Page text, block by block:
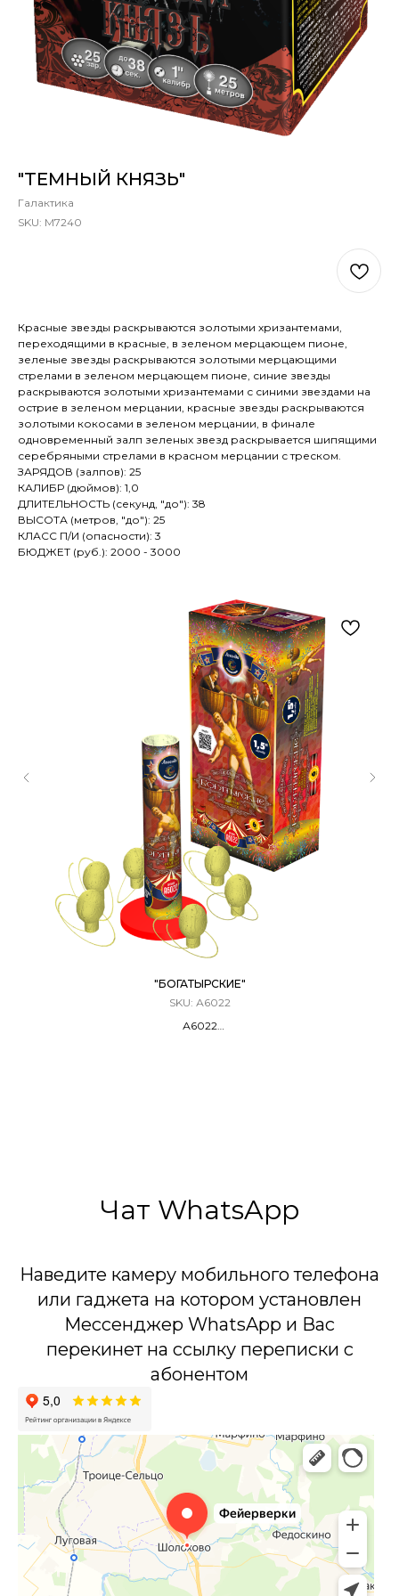
"ТЕМНЫЙ КНЯЗЬ"
Галактика
SKU: М7240
Красные звезды раскрываются золотыми хризантемами,
переходящими в красные, в зеленом мерцающем пионе,
зеленые звезды раскрываются золотыми мерцающими
стрелами в зеленом мерцающем пионе, синие звезды
раскрываются золотыми хризантемами с синими звездами на
острие в зеленом мерцании, красные звезды раскрываются
золотыми кокосами в зеленом мерцании, в финале
одновременный залп зеленых звезд раскрывается шипящими
серебряными стрелами в красном мерцании с треском.
ЗАРЯДОВ (залпов): 25
КАЛИБР (дюймов): 1,0
ДЛИТЕЛЬНОСТЬ (секунд, "до"): 38
ВЫСОТА (метров, "до"): 25
КЛАСС П/И (опасности): 3
БЮДЖЕТ (руб.): 2000 - 3000
"БОГАТЫРСКИЕ"
SKU: А6022
А6022
Чат WhatsApp
Наведите камеру мобильного телефона
или гаджета на котором установлен
Мессенджер WhatsApp и Вас
перекинет на ссылку переписки с
абонентом